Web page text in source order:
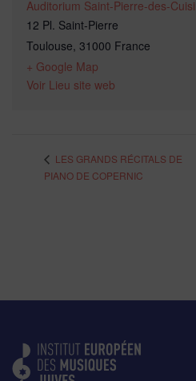
Auditorium Saint-Pierre-des-
12 Pl. Saint-Pierre
Toulouse, 31000 France
+ Google Map
Voir Lieu site web
LES GRANDS RÉCITALS DE
PIANO DE COPERNIC